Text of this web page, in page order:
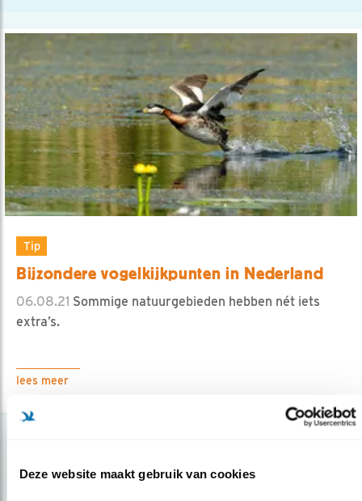
Deze website maakt gebruik van cookies
Tip
Bijzondere vogelkijkpunten in Nederland
06.08.21 Sommige natuurgebieden hebben nét iets
extra’s.
lees meer